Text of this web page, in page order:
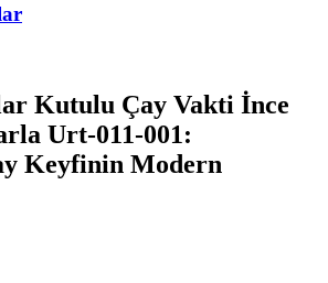
Kutulu Çay Vakti İnce
Urt-011-001:
Keyfinin Modern